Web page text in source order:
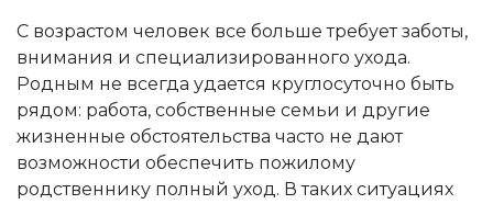
С возрастом человек все больше требует заботы,
внимания и специализированного ухода.
Родным не всегда удается круглосуточно быть
рядом: работа, собственные семьи и другие
жизненные обстоятельства часто не дают
возможности обеспечить пожилому
родственнику полный уход. В таких ситуациях